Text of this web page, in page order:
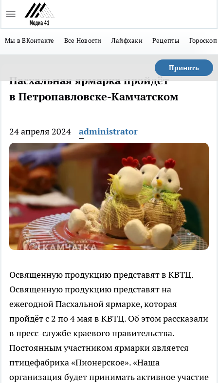
Мы в ВКонтакте Все Новости Лайфхаки Рецепты Гороскоп
Принять
Пасхальная ярмарка пройдёт
в Петропавловске-Камчатском
24 апреля 2024 administrator
Освященную продукцию представят в КВТЦ.
Освященную продукцию представят на
ежегодной Пасхальной ярмарке, которая
пройдёт с 2 по 4 мая в КВТЦ. Об этом рассказали
в пресс-службе краевого правительства.
Постоянным участником ярмарки является
птицефабрика «Пионерское». «Наша
организация будет принимать активное участие